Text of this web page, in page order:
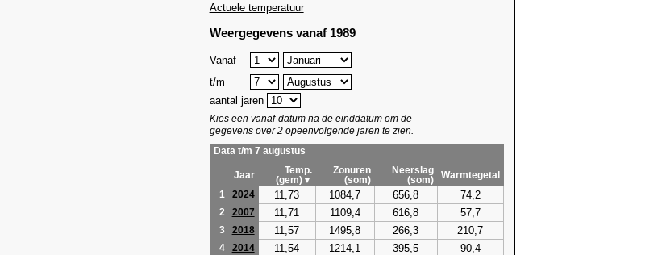
Actuele temperatuur
Weergegevens vanaf 1989
Vanaf
t/m
aantal jaren
Kies een vanaf-datum na de einddatum om de
gegevens over 2 opeenvolgende jaren te zien.
Data t/m 7 augustus
Jaar
Temp.
(gem)▼
Zonuren
(som)
Neerslag
(som)
Warmtegetal
1
2024 11,73 1084,7 656,8 74,2
2 2007 11,71 1109,4 616,8 57,7
3 2018 11,57 1495,8 266,3 210,7
4 2014 11,54 1214,1 395,5 90,4